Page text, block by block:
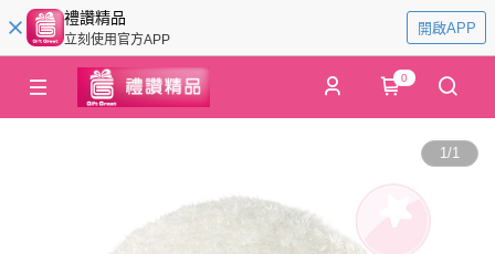
禮讚精品
立刻使用官方APP
開啟APP
0
1/1